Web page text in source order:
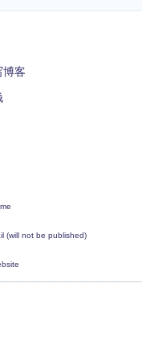
博客
(will not be published)